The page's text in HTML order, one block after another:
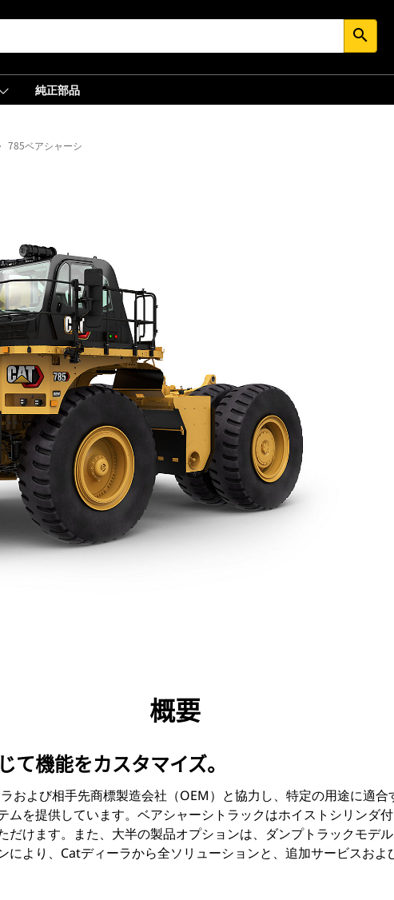
search
純正部品
785ベアシャーシ
ツアー
概要
て機能をカスタマイズ。
および相手先商標製造会社（OEM）と協力し、特定の用途に適合
ムを提供しています。ベアシャーシトラックはホイストシリンダ
だけます。また、大半の製品オプションは、ダンプトラックモデ
により、Catディーラから全ソリューションと、追加サービスおよ